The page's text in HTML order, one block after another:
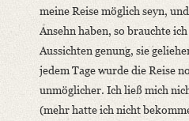
meine Reise möglich seyn,
Ansehn haben, so brauchte
Aussichten genung, sie
jedem Tage wurde die Reise
unmöglicher. Ich ließ mich
(mehr hatte ich nicht